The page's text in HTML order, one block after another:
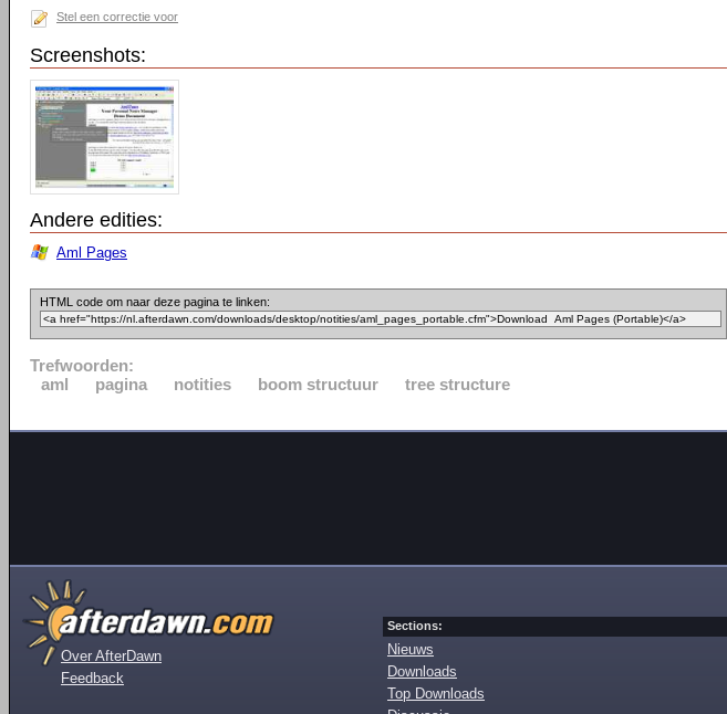
Stel een correctie voor
Screenshots:
Andere edities:
Aml Pages
HTML code om naar deze pagina te linken:
Trefwoorden:
aml
pagina notities boom structuur tree structure
Over AfterDawn
Feedback
Sections:
Nieuws
Downloads
Top Downloads